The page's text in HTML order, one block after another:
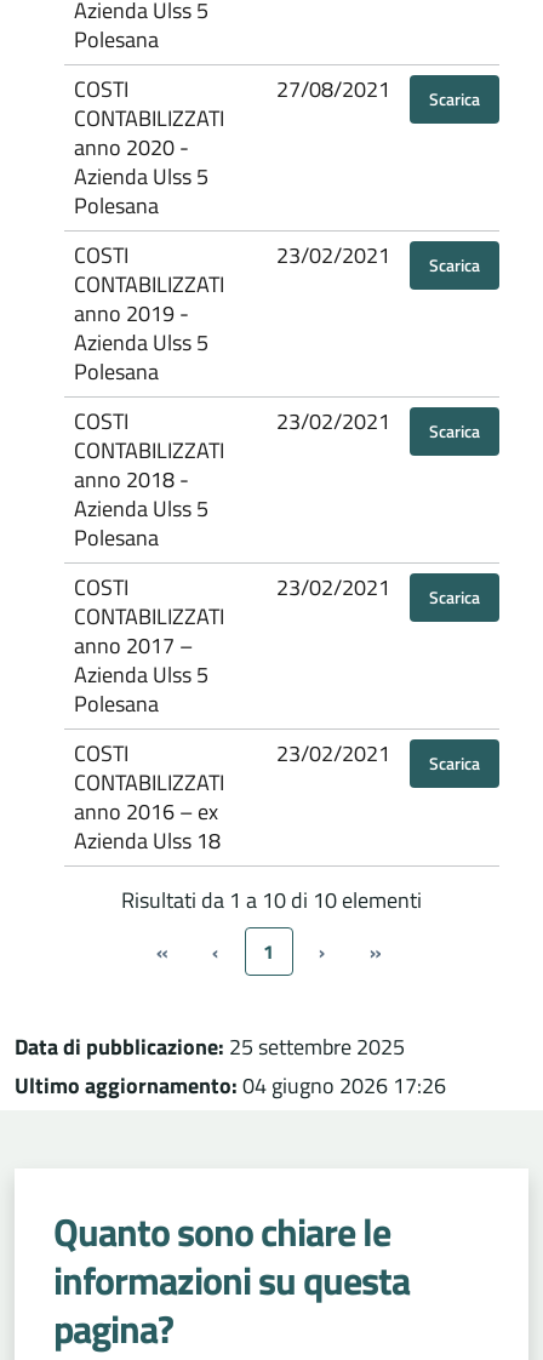
Azienda Ulss 5
Polesana
COSTI
CONTABILIZZATI
anno 2020 -
Azienda Ulss 5
Polesana
27/08/2021 Scarica
COSTI
CONTABILIZZATI
anno 2019 -
Azienda Ulss 5
Polesana
23/02/2021 Scarica
COSTI
CONTABILIZZATI
anno 2018 -
Azienda Ulss 5
Polesana
23/02/2021 Scarica
COSTI
CONTABILIZZATI
anno 2017 –
Azienda Ulss 5
Polesana
23/02/2021 Scarica
COSTI
CONTABILIZZATI
anno 2016 – ex
Azienda Ulss 18
23/02/2021 Scarica
Risultati da 1 a 10 di 10 elementi
« ‹ 1 › »
Data di pubblicazione: 25 settembre 2025
Ultimo aggiornamento:04 giugno 2026 17:26
Quanto sono chiare le
informazioni su questa
pagina?